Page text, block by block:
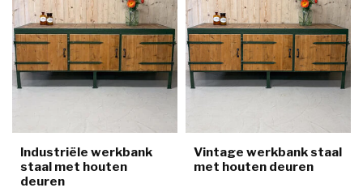
Industriële werkbank
staal met houten
deuren
Vintage werkbank staal
met houten deuren